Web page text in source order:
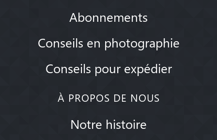
Abonnements
Conseils en photographie
Conseils pour expédier
À PROPOS DE NOUS
Notre histoire